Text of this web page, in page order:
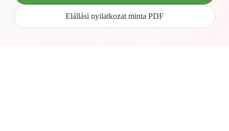
Elállási nyilatkozat minta PDF